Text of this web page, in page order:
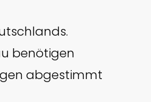
benötigen
abgestimmt